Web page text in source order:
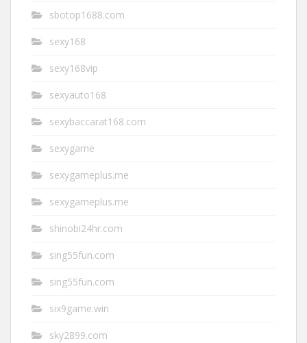
sbotop1688.com
sexy168
sexy168vip
sexyauto168
sexybaccarat168.com
sexygame
sexygameplus.me
sexygameplus.me
shinobi24hr.com
sing55fun.com
sing55fun.com
six9game.win
sky2899.com